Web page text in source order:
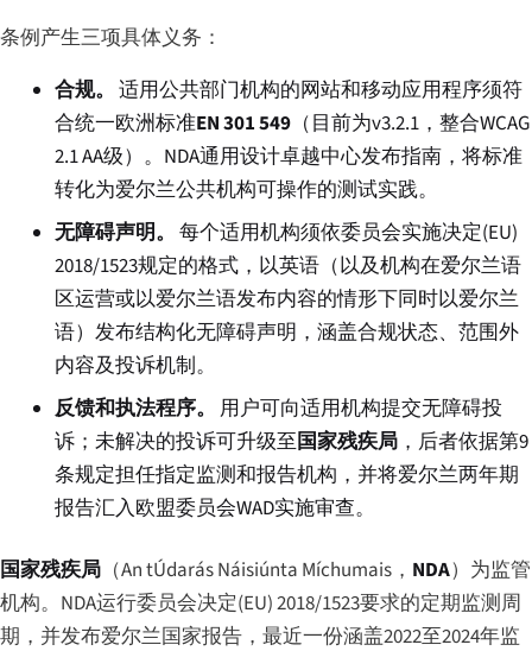
条例产生三项具体义务：
合规。 适用公共部门机构的网站和移动应用程序须符
合统一欧洲标准EN 301 549 （目前为v3.2.1，整合WCAG
2.1 AA级）。NDA通用设计卓越中心发布指南，将标准
转化为爱尔兰公共机构可操作的测试实践。
无障碍声明。 每个适用机构须依委员会实施决定(EU)
2018/1523规定的格式，以英语（以及机构在爱尔兰语
区运营或以爱尔兰语发布内容的情形下同时以爱尔兰
语）发布结构化无障碍声明，涵盖合规状态、范围外
内容及投诉机制。
反馈和执法程序。 用户可向适用机构提交无障碍投
诉；未解决的投诉可升级至国家残疾局 ，后者依据第9
条规定担任指定监测和报告机构，并将爱尔兰两年期
报告汇入欧盟委员会WAD实施审查。
国家残疾局 （An tÚdarás Náisiúnta Míchumais ， NDA）为监管
机构。NDA运行委员会决定(EU) 2018/1523要求的定期监测周
期，并发布爱尔兰国家报告，最近一份涵盖2022至2024年监